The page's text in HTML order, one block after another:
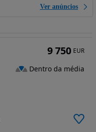
Ver anúncios
9 750 EUR
Dentro da média